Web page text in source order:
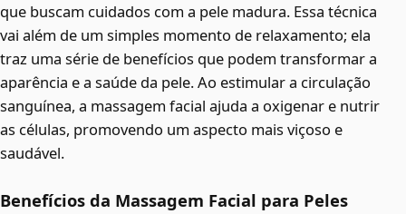
que buscam cuidados com a pele madura. Essa técnica
vai além de um simples momento de relaxamento; ela
traz uma série de benefícios que podem transformar a
aparência e a saúde da pele. Ao estimular a circulação
sanguínea, a massagem facial ajuda a oxigenar e nutrir
as células, promovendo um aspecto mais viçoso e
saudável.
Benefícios da Massagem Facial para Peles